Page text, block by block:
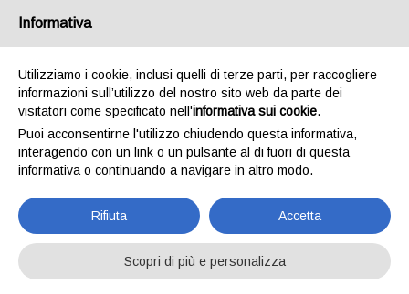
CASTELLI BUS
S.N.C.
Informativa
Utilizziamo i cookie, inclusi quelli di terze parti, per raccogliere
informazioni sull’utilizzo del nostro sito web da parte dei
visitatori come specificato nell'informativa sui cookie.
Puoi acconsentirne l'utilizzo chiudendo questa informativa,
interagendo con un link o un pulsante al di fuori di questa
informativa o continuando a navigare in altro modo.
Rifiuta Accetta
Scopri di più e personalizza